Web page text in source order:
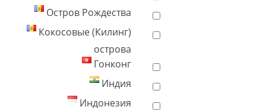
Остров Рождества
Кокосовые (Килинг)
острова
Гонконг
Индия
Индонезия